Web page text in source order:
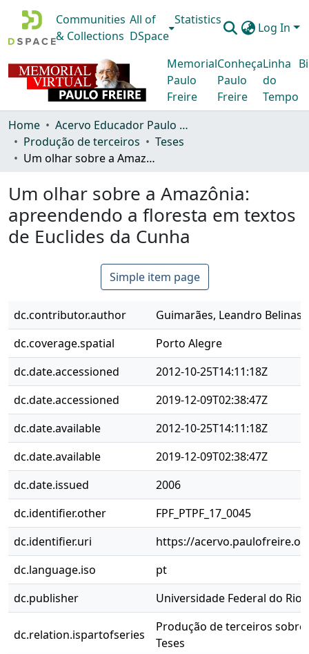
Communities
& Collections
All of
DSpace
Statistics
Log In
Memorial
Paulo
Freire
Conheça
Paulo
Freire
Linha
do
Tempo
Home
Acervo Educador Paulo Freire
Produção de terceiros
Teses
Um olhar sobre a Amazônia: apreendendo a floresta em textos de Euclides da Cunha
Um olhar sobre a Amazônia:
apreendendo a floresta em textos
de Euclides da Cunha
Simple item page
dc.contributor.author
Guimarães, Leandro Belinaso
dc.coverage.spatial
Porto Alegre
dc.date.accessioned
2012-10-25T14:11:18Z
dc.date.accessioned
2019-12-09T02:38:47Z
dc.date.available
2012-10-25T14:11:18Z
dc.date.available
2019-12-09T02:38:47Z
dc.date.issued
2006
dc.identifier.other
FPF_PTPF_17_0045
dc.identifier.uri
https://
dc.language.iso
pt
dc.publisher
Universidade Federal do Rio
dc.relation.ispartofseries
Produção de terceiros sobre
Teses